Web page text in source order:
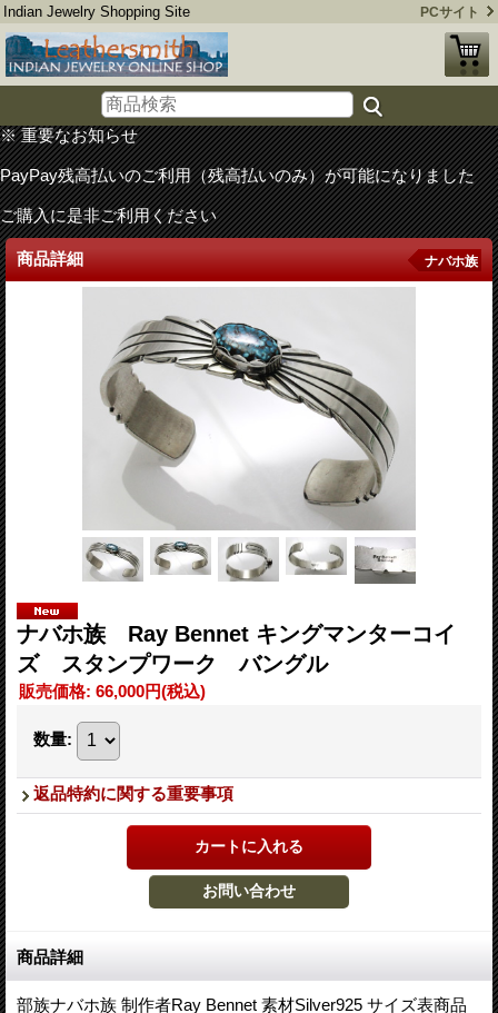
Indian Jewelry Shopping Site PCサイト
※ 重要なお知らせ
PayPay残高払いのご利用（残高払いのみ）が可能になりました
ご購入に是非ご利用ください
商品詳細 ナバホ族
ナバホ族 Ray Bennet キングマンターコイ
ズ スタンプワーク バングル
販売価格: 66,000円(税込)
数量:
返品特約に関する重要事項
商品詳細
部族ナバホ族 制作者Ray Bennet 素材Silver925 サイズ表商品